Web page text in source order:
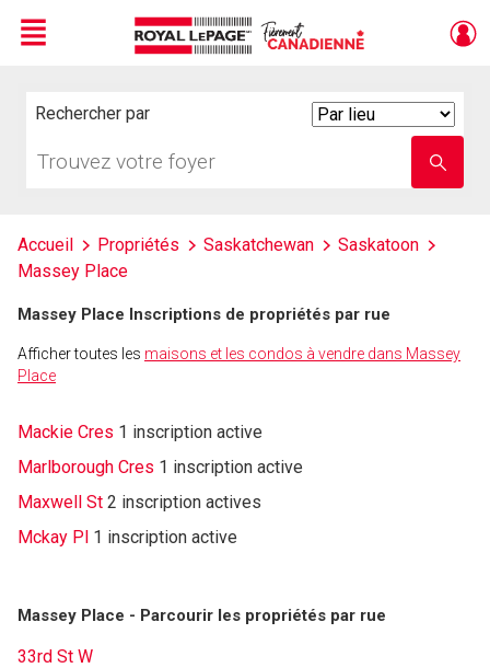
Menu
Rechercher par
votre
nom
Accueil Propriétés Saskatchewan
Saskatoon
Massey Place
Massey Place Inscriptions de propriétés par rue
Afficher toutes les maisons et les condos à vendre dans Massey
Place
Mackie Cres 1 inscription active
Marlborough Cres 1 inscription active
Maxwell St 2 inscription actives
Mckay Pl 1 inscription active
Massey Place - Parcourir les propriétés par rue
33rd St W